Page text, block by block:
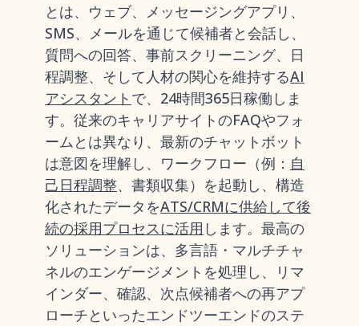
とは、ウェブ、メッセージングアプリ、
SMS、メールを通じて候補者と会話し、
質問への回答、事前スクリーニング、日
程調整、そして人材の関心を維持するAI
アシスタント で、24時間365日稼働しま
す。従来のキャリアサイトのFAQやフォ
ームとは異なり、最新のチャットボット
は意図を理解し、ワークフロー（例： 自
己日程調整、書類収集）を起動し、構造
化されたデータをATS/CRMに供給して後
続の採用プロセスに活用 します。最高の
ソリューションは、多言語・マルチチャ
ネルのエンゲージメントを処理し、リマ
インダー、確認、次点候補者への再アプ
ローチといったエンドツーエンドのステ